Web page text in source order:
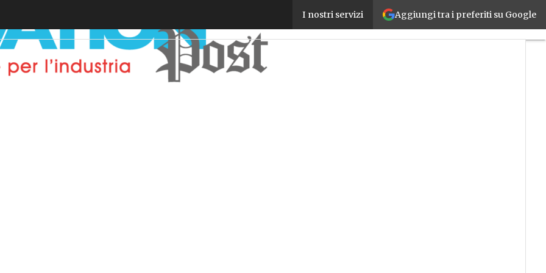
Aggiungi tra i preferiti su Google
I nostri servizi
Il mercato dei robot mobili in forte crescita